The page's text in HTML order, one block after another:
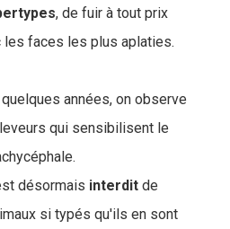
, de fuir à tout prix
les faces les plus aplaties.
années, on observe
qui sensibilisent le
désormais interdit de
si typés qu'ils en sont